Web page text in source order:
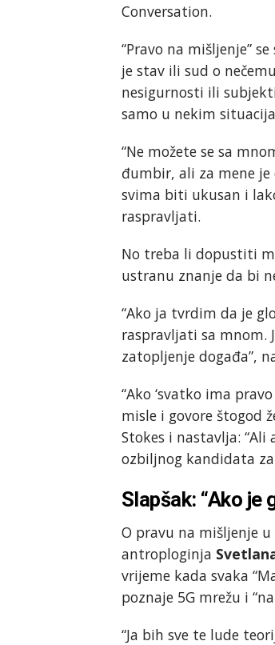
Conversation.
“Pravo na mišljenje”
je stav ili sud o
nesigurnosti ili
samo u nekim
“Ne možete se sa
đumbir, ali za mene je
svima biti ukusan i
raspravljati.
No treba li dopustiti
ustranu znanje da bi
“Ako ja tvrdim da je
raspravljati sa mnom.
zatopljenje događa”,
“Ako ‘svatko ima
misle i govore štogod
Stokes i nastavlja:
ozbiljnog kandidata
Slapšak: “Ako je
O pravu na mišljenje
antroploginja
vrijeme kada svaka
poznaje 5G mrežu i
“Ja bih sve te lude